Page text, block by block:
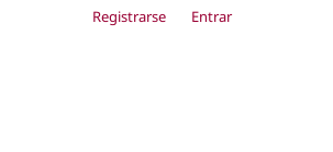
Registrarse Entrar